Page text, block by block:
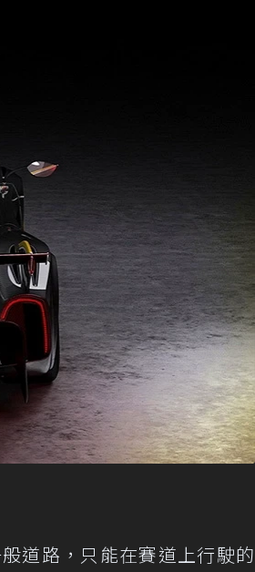
道路，只能在賽道上行駛的